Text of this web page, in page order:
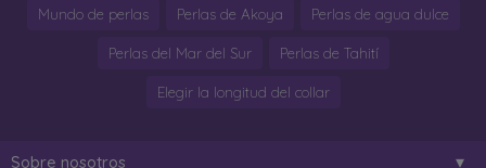
Mundo de perlas Perlas de Akoya Perlas de agua dulce
Perlas del Mar del Sur Perlas de Tahití
Elegir la longitud del collar
Sobre nosotros